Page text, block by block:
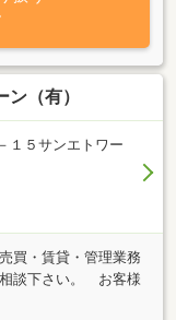
（有）
１５サンエトワー
買・賃貸・管理業務
談下さい。 お客様
せていただきます。